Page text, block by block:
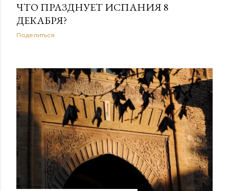
ЧТО ПРАЗДНУЕТ ИСПАНИЯ 8
ДЕКАБРЯ?
Поделиться